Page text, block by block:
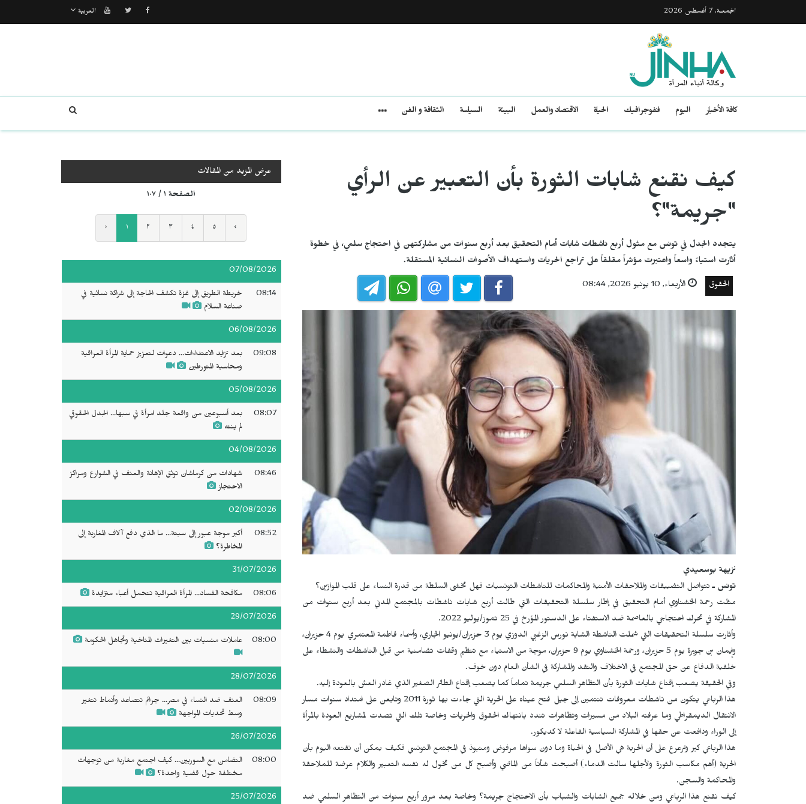
الجمعـة, 7 أغسطس 2026 العربية
كافة الأخبار اليوم انفوجرافيك الحياة الاقتصاد والعمل البيئة السياسة الثقافة و الفن
كيف نقنع شابات الثورة بأن التعبير عن الرأي
"جريمة"؟
يتجدد الجدل في تونس مع مثول أربع ناشطات شابات أمام التحقيق بعد أربع سنوات من مشاركتهن في احتجاج سلمي، في خطوة
أثارت استياءً واسعاً واعتبرت مؤشراً مقلقاً على تراجع الحريات واستهداف الأصوات النسائية المستقلة.
الحقوق الأربعاء, 10 يونيو 2026, 08:44
نزيهة بوسعيدي
تونس ـ تتواصل التضييقات والملاحقات الأمنية والمحاكمات للناشطات التونسيات فهل تخشى السلطة من قدرة النساء على قلب الموازين؟
مثلت رحمة الخشناوي أمام التحقيق في إطار سلسلة التحقيقات التي طالت أربع شابات ناشطات بالمجتمع المدني بعد أربع سنوات من
المشاركة في تحرك احتجاجي بالعاصمة ضد الاستفتاء على الدستور المؤرخ في 25 تموز/يوليو 2022.
وأثارت سلسلة التحقيقات التي شملت الناشطة الشابة نورس الزغبي الدوزي يوم 3 حزيران/يونيو الجاري، وأسماء فاطمة المعتمري يوم 4 حزيران،
وإيمان بن جويرة يوم 5 حزيران، ورحمة الخشناوي يوم 9 حزيران، موجة من الاستياء مع تنظيم وقفات تضامنية من قبل الناشطات والنشطاء على
خلفية الدفاع عن حق المجتمع في الاختلاف والنقد والمشاركة في الشأن العام دون خوف.
وفي الحقيقة يصعب إقناع شابات الثورة بأن التظاهر السلمي جريمة تماماً كما يصعب إقناع الطائر الصغير الذي غادر العش بالعودة إليه.
هذا الرباعي يتكون من ناشطات معروفات تنتمين إلى جيل فتح عيناه على الحرية التي جاءت بها ثورة 2011 وتابعن على امتداد سنوات مسار
الانتقال الديمقراطي وما عرفته البلاد من مسيرات وتظاهرات تندد بانتهاك الحقوق والحريات وخاصة تلك التي تصدت لمشاريع العودة بالمرأة
إلى الوراء ودافعت عن حقها في المشاركة السياسية الفاعلة لا كديكور.
هذا الرباعي كبر وترعرع على أن الحرية هي الأصل في الحياة وما دون سواها مرفوض ومنبوذ في المجتمع التونسي فكيف يمكن أن نقنعه اليوم بأن
الحرية (أهم مكاسب الثورة ولأجلها سالت الدماء) أصبحت شأناً من الماضي وأصبح كل من تخول له نفسه التعبير والكلام عرضة للملاحقة
والمحاكمة والسجن.
كيف نقنع هذا الرباعي ومن خلاله جميع الشابات والشباب بأن الاحتجاج جريمة؟ وخاصة بعد مرور أربع سنوات من التظاهر السلمي ضد
عرض المزيد من المقالات
الصفحة ١ / ١٠٧
‹ ١ ٢ ٣ ٤ ٥ ›
07/08/2026
08:14
خريطة الطريق إلى غزة تكشف الحاجة إلى شراكة نسائية في
صناعة السلام
06/08/2026
09:08
بعد تزايد الاعتداءات... دعوات لتعزيز حماية المرأة العراقية
ومحاسبة المتورطين
05/08/2026
08:07
بعد أسبوعين من واقعة جلد امرأة في سبها... الجدل الحقوقي
لم ينتهِ
04/08/2026
08:46
شهادات من كرماشان توثق الإهانة والعنف في الشوارع ومراكز
الاحتجاز
02/08/2026
08:52
أكبر موجة عبور إلى سبتة... ما الذي دفع آلاف المغاربة إلى
المخاطرة؟
31/07/2026
08:06 مكافحة الفساد... المرأة العراقية تتحمل أعباء متزايدة
29/07/2026
08:00 عاملات منسيات بين التغيرات المناخية وتجاهل الحكومة
28/07/2026
08:09
العنف ضد النساء في مصر... جرائم تتصاعد وأنماط تتغير
وسط تحديات المواجهة
26/07/2026
08:00
التضامن مع السوريين... كيف اجتمع مغاربة من توجهات
مختلفة حول قضية واحدة؟
25/07/2026